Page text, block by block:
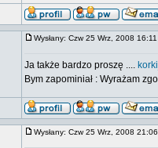
Wysłany: Czw 25 Wrz, 2008
Ja także bardzo proszę ....
Bym zapominiał : Wyrażam
Wysłany: Czw 25 Wrz, 2008